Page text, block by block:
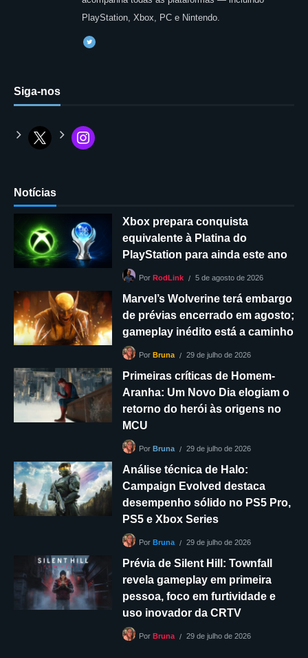
PlayStation, Xbox, PC e Nintendo.
Siga-nos
Notícias
Xbox prepara conquista
equivalente à Platina do
PlayStation para ainda este ano
Por RodLink 5 de agosto de 2026
Marvel’s Wolverine terá embargo
de prévias encerrado em agosto;
gameplay inédito está a caminho
Por Bruna 29 de julho de 2026
Primeiras críticas de Homem-
Aranha: Um Novo Dia elogiam o
retorno do herói às origens no
MCU
Por Bruna 29 de julho de 2026
Análise técnica de Halo:
Campaign Evolved destaca
desempenho sólido no PS5 Pro,
PS5 e Xbox Series
Por Bruna 29 de julho de 2026
Prévia de Silent Hill: Townfall
revela gameplay em primeira
pessoa, foco em furtividade e
uso inovador da CRTV
Por Bruna 29 de julho de 2026